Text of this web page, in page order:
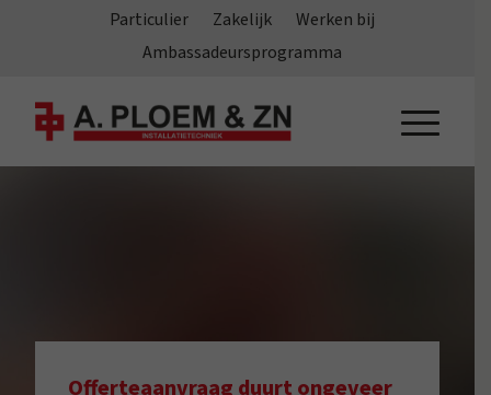
Particulier Zakelijk
Werken bij
Ambassadeursprogramma
Offerteaanvraag duurt ongeveer